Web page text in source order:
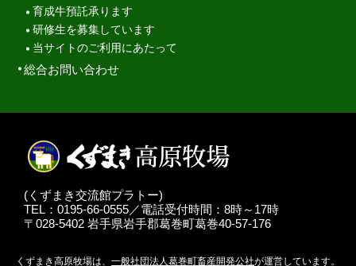
育成牛預託承ります
研修生を募集しています
当サイトのご利用にあたって
総合お問い合わせ
(くずまき交流館プラトー)
TEL：0195-66-0555／電話受付時間：8時～17時
〒028-5402 岩手県岩手郡葛巻町葛巻40-57-176
くずまき高原牧場は、 一般社団法人葛巻町畜産開発公社が運営しています。